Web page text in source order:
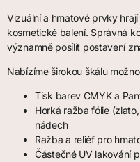
Vizuální a hmatové prvky
kosmetické balení. Správná
významně posílit postavení
Nabízíme širokou škálu
Tisk barev CMYK a
Horká ražba fólie
nádech
Ražba a reliéf pro
Částečné UV lakování